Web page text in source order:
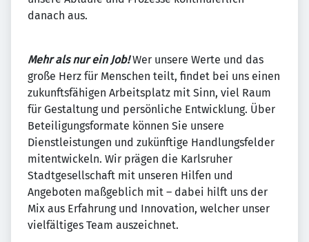
danach aus.
Mehr als nur ein Job!Wer unsere Werte und das
große Herz für Menschen teilt, findet bei uns einen
zukunftsfähigen Arbeitsplatz mit Sinn, viel Raum
für Gestaltung und persönliche Entwicklung. Über
Beteiligungsformate können Sie unsere
Dienstleistungen und zukünftige Handlungsfelder
mitentwickeln. Wir prägen die Karlsruher
Stadtgesellschaft mit unseren Hilfen und
Angeboten maßgeblich mit – dabei hilft uns der
Mix aus Erfahrung und Innovation, welcher unser
vielfältiges Team auszeichnet.